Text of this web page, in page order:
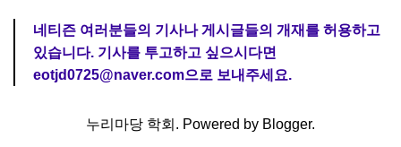
네티즌 여러분들의 기사나 게시글들의 개재를 허용하고
있습니다. 기사를 투고하고 싶으시다면
eotjd0725@naver.com으로 보내주세요.
누리마당 학회. Powered by Blogger.